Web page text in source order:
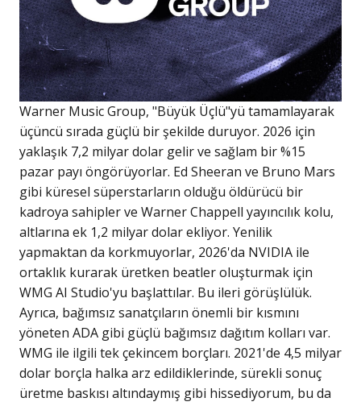
Warner Music Group, "Büyük Üçlü"yü tamamlayarak
üçüncü sırada güçlü bir şekilde duruyor. 2026 için
yaklaşık 7,2 milyar dolar gelir ve sağlam bir %15
pazar payı öngörüyorlar. Ed Sheeran ve Bruno Mars
gibi küresel süperstarların olduğu öldürücü bir
kadroya sahipler ve Warner Chappell yayıncılık kolu,
altlarına ek 1,2 milyar dolar ekliyor. Yenilik
yapmaktan da korkmuyorlar, 2026'da NVIDIA ile
ortaklık kurarak üretken beatler oluşturmak için
WMG AI Studio'yu başlattılar. Bu ileri görüşlülük.
Ayrıca, bağımsız sanatçıların önemli bir kısmını
yöneten ADA gibi güçlü bağımsız dağıtım kolları var.
WMG ile ilgili tek çekincem borçları. 2021'de 4,5 milyar
dolar borçla halka arz edildiklerinde, sürekli sonuç
üretme baskısı altındaymış gibi hissediyorum, bu da